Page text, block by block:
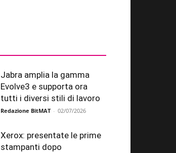
Jabra amplia la gamma
Evolve3 e supporta ora
tutti i diversi stili di lavoro
Redazione BitMAT - 02/07/2026
Xerox: presentate le prime
stampanti dopo